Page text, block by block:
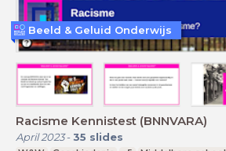
Racisme Kennistest (BNNVARA)
April 2023- 35 slides
Beeld & Geluid Onderwijs